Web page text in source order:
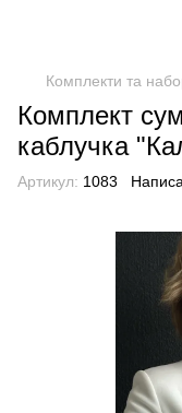
Комплекти та
Комплект
каблучка
Артикул: 1083